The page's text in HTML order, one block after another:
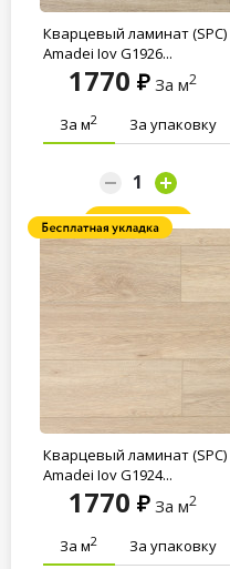
Кварцевый ламинат (SPC)
Amadei Joy G1926...
1770 За м2
За м2 За упаковку
Заказать
Кварцевый ламинат (SPC)
Amadei Joy G1924...
1770 За м2
За м2 За упаковку